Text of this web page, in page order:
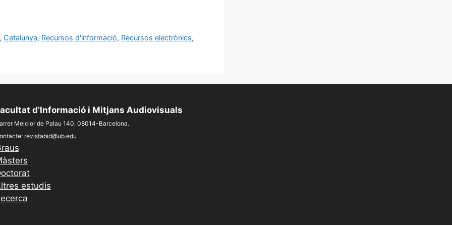
, Catalunya, Recursos d'informació, Recursos electrònics,
d’Informació i Mitjans Audiovisuals
Melcior de Palau 140, 08014-Barcelona.
revistabid@ub.edu
estudis